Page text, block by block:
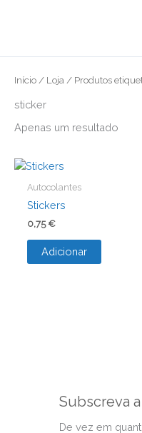
Início / Loja / Produtos
sticker
Apenas um resultado
Autocolantes
Stickers
0,75€
Adicionar
Subscreva
De vez em